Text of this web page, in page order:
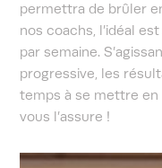
permettra de brûler
nos coachs, l’idéal
par semaine.
progressive, les
temps à se mettre en
vous l’assure !